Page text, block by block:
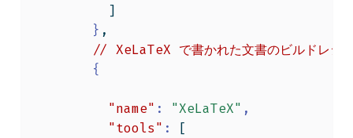
]
} ,
// XeLaTeX で書かれた文書のビルドレシ
{
"name" : "XeLaTeX" ,
"tools" :
[